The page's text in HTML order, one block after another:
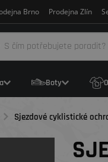
Brno Prodejna Zlín
Boty
Sjezdové cyklistické